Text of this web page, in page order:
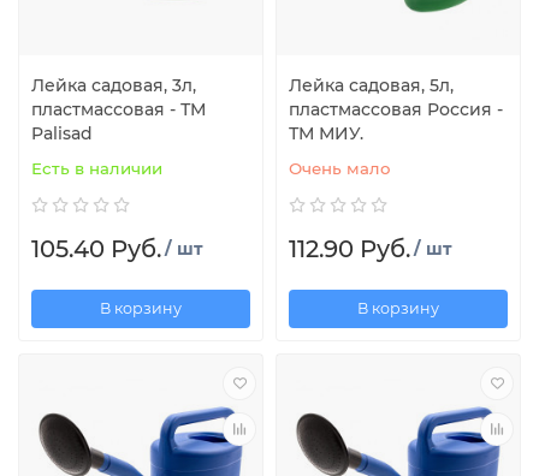
Лейка садовая, 3л,
пластмассовая - ТМ
Palisad
Есть в наличии
105.40 Руб./ шт
В корзину
Лейка садовая, 5л,
пластмассовая Россия -
ТМ МИУ.
Очень мало
112.90 Руб./ шт
В корзину